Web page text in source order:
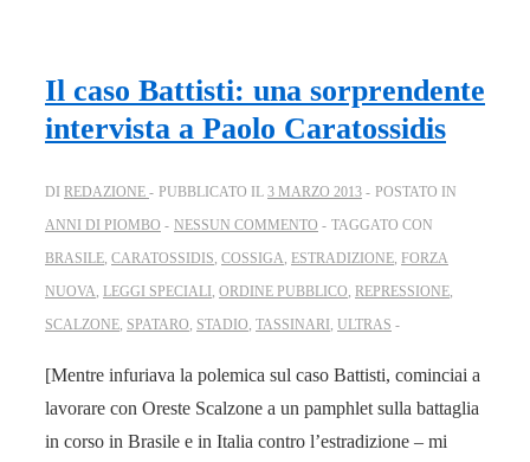
Il caso Battisti: una sorprendente
intervista a Paolo Caratossidis
DI REDAZIONE PUBBLICATO IL 3 MARZO 2013
POSTATO IN
ANNI DI PIOMBO
NESSUN COMMENTO
TAGGATO CON
BRASILE CARATOSSIDIS COSSIGA ESTRADIZIONE FORZA
NUOVA LEGGI SPECIALI ORDINE PUBBLICO REPRESSIONE
SCALZONE SPATARO STADIO TASSINARI ULTRAS
[Mentre infuriava la polemica sul caso Battisti, cominciai a
lavorare con Oreste Scalzone a un pamphlet sulla battaglia
in corso in Brasile e in Italia contro l’estradizione – mi